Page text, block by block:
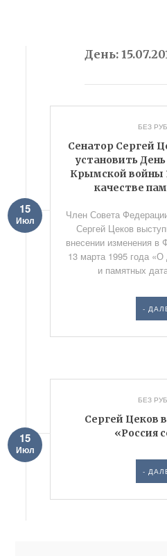
День:
БЕЗ
Сенатор Сергей
установить
Крымской войны
качестве
15
Июл
Член Совета
Сергей Цеков
внесении изменения в
13 марта 1995 года
и памятных
-
БЕЗ
Cергей Цеков
«Россия
15
Июл
-